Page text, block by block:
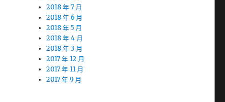
2018 年 7 月
2018 年 6 月
2018 年 5 月
2018 年 4 月
2018 年 3 月
2017 年 12 月
2017 年 11 月
2017 年 9 月